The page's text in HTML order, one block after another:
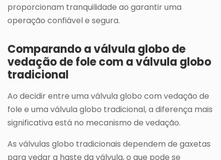
proporcionam tranquilidade ao garantir uma
operação confiável e segura.
Comparando a válvula globo de
vedação de fole com a válvula globo
tradicional
Ao decidir entre uma válvula globo com vedação de
fole e uma válvula globo tradicional, a diferença mais
significativa está no mecanismo de vedação.
As válvulas globo tradicionais dependem de gaxetas
para vedar a haste da válvula, o que pode se